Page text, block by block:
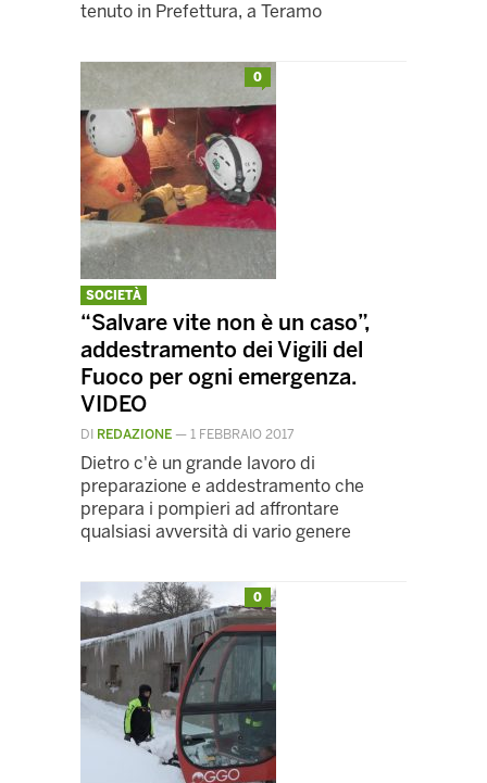
tenuto in Prefettura, a Teramo
0
SOCIETÀ
“Salvare vite non è un caso”,
addestramento dei Vigili del
Fuoco per ogni emergenza.
VIDEO
DI REDAZIONE — 1 FEBBRAIO 2017
Dietro c'è un grande lavoro di
preparazione e addestramento che
prepara i pompieri ad affrontare
qualsiasi avversità di vario genere
0